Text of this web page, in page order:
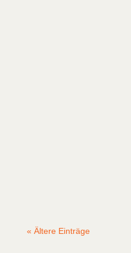
« Ältere Einträge